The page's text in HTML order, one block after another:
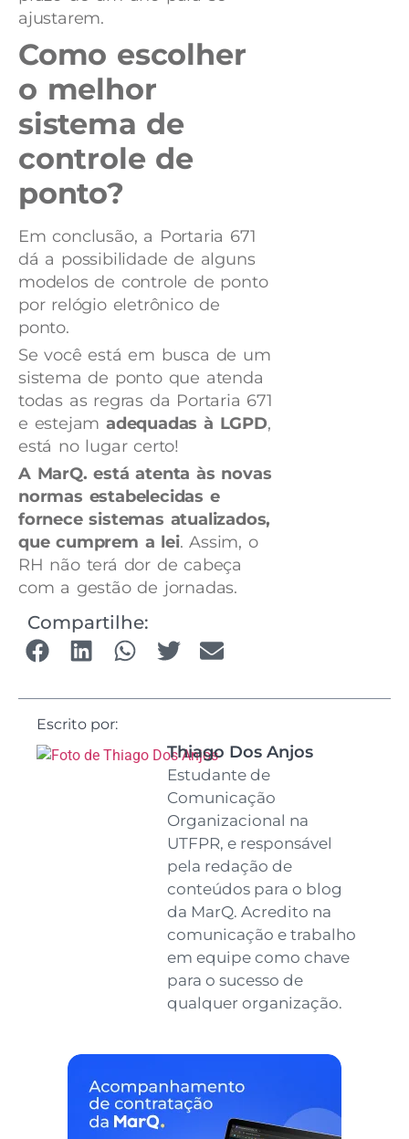
ajustarem.
Como escolher
o melhor
sistema de
controle de
ponto?
Em conclusão, a Portaria 671
dá a possibilidade de alguns
modelos de controle de ponto
por relógio eletrônico de
ponto.
Se você está em busca de um
sistema de ponto que atenda
todas as regras da Portaria 671
e estejam adequadas à LGPD,
está no lugar certo!
A MarQ. está atenta às novas
normas estabelecidas e
fornece sistemas atualizados,
que cumprem a lei. Assim, o
RH não terá dor de cabeça
com a gestão de jornadas.
Compartilhe:
Escrito por:
Thiago Dos Anjos
Estudante de
Comunicação
Organizacional na
UTFPR, e responsável
pela redação de
conteúdos para o blog
da MarQ. Acredito na
comunicação e trabalho
em equipe como chave
para o sucesso de
qualquer organização.